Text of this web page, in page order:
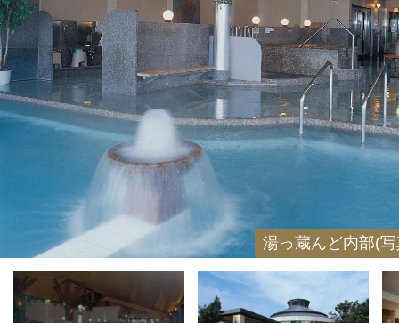
湯っ蔵んど内部(
露天風呂